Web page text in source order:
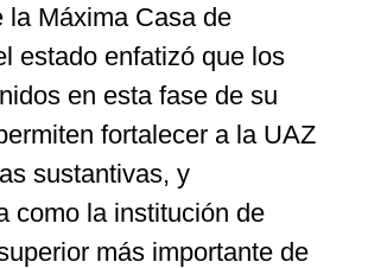
la Máxima Casa de
estado enfatizó que los
en esta fase de su
fortalecer a la UAZ
sustantivas, y
como la institución de
más importante de